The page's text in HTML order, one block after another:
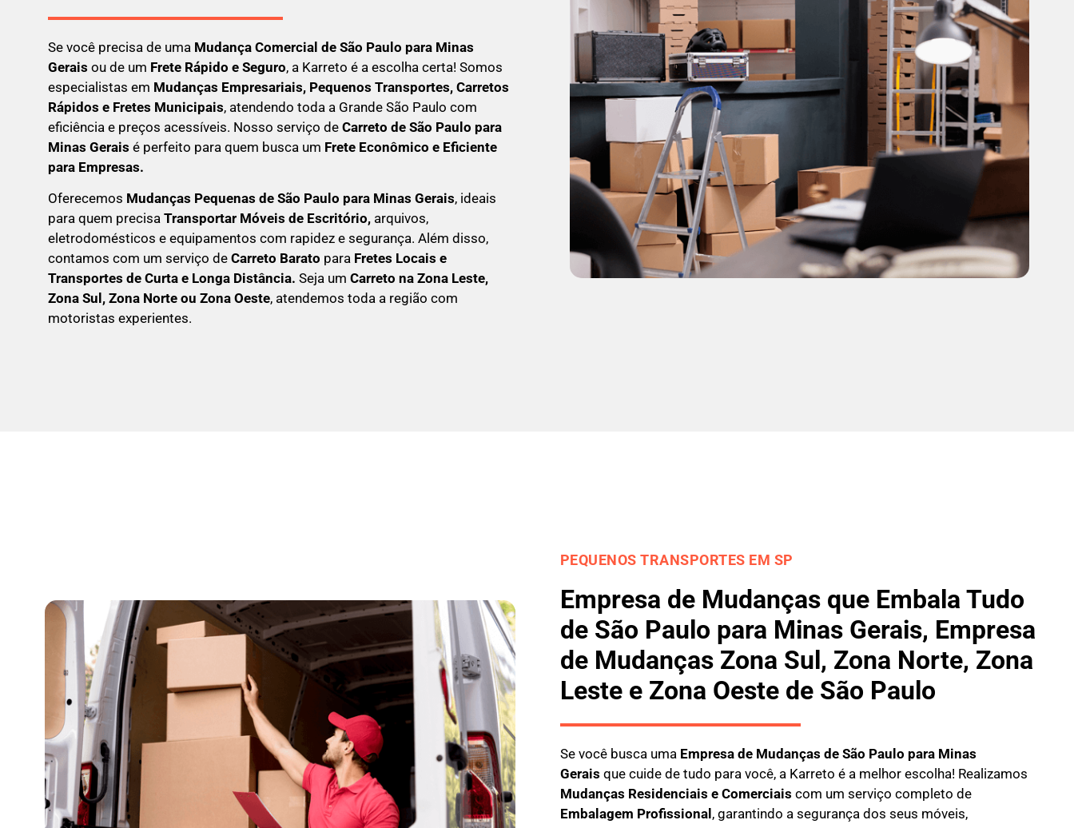
Se você precisa de uma Mudança Comercial de São Paulo para Minas
Gerais ou de um Frete Rápido e Seguro, a Karreto é a escolha certa! Somos
especialistas em Mudanças Empresariais, Pequenos Transportes, Carretos
Rápidos e Fretes Municipais, atendendo toda a Grande São Paulo com
eficiência e preços acessíveis. Nosso serviço de Carreto de São Paulo para
Minas Gerais é perfeito para quem busca um Frete Econômico e Eficiente
para Empresas.
Oferecemos Mudanças Pequenas de São Paulo para Minas Gerais, ideais
para quem precisa Transportar Móveis de Escritório, arquivos,
eletrodomésticos e equipamentos com rapidez e segurança. Além disso,
contamos com um serviço de Carreto Barato para Fretes Locais e
Transportes de Curta e Longa Distância. Seja um Carreto na Zona Leste,
Zona Sul, Zona Norte ou Zona Oeste, atendemos toda a região com
motoristas experientes.
PEQUENOS TRANSPORTES EM SP
Empresa de Mudanças que Embala Tudo
de São Paulo para Minas Gerais, Empresa
de Mudanças Zona Sul, Zona Norte, Zona
Leste e Zona Oeste de São Paulo
Se você busca umaEmpresa de Mudanças de São Paulo para Minas
Gerais que cuide de tudo para você, a Karreto é a melhor escolha! Realizamos
Mudanças Residenciais e Comerciais com um serviço completo de
Embalagem Profissional , garantindo a segurança dos seus móveis,